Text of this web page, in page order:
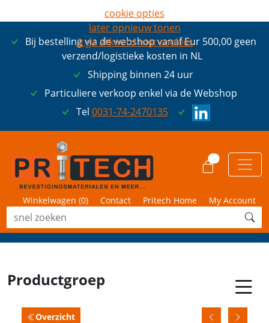
Bij bestelling via de webshop vanaf Eur 500,00 geen
verzend/logistieke kosten in NL
Shipping binnen 24 uur
Particuliere verkoop enkel via de Webshop
Tel 0031-74-2470135
Winkelwagen (0) Contact Pritech Home My Account
Productgroep
Overzicht
cookie opties
later opnieuw tonen
ik ga akkoord met cookies